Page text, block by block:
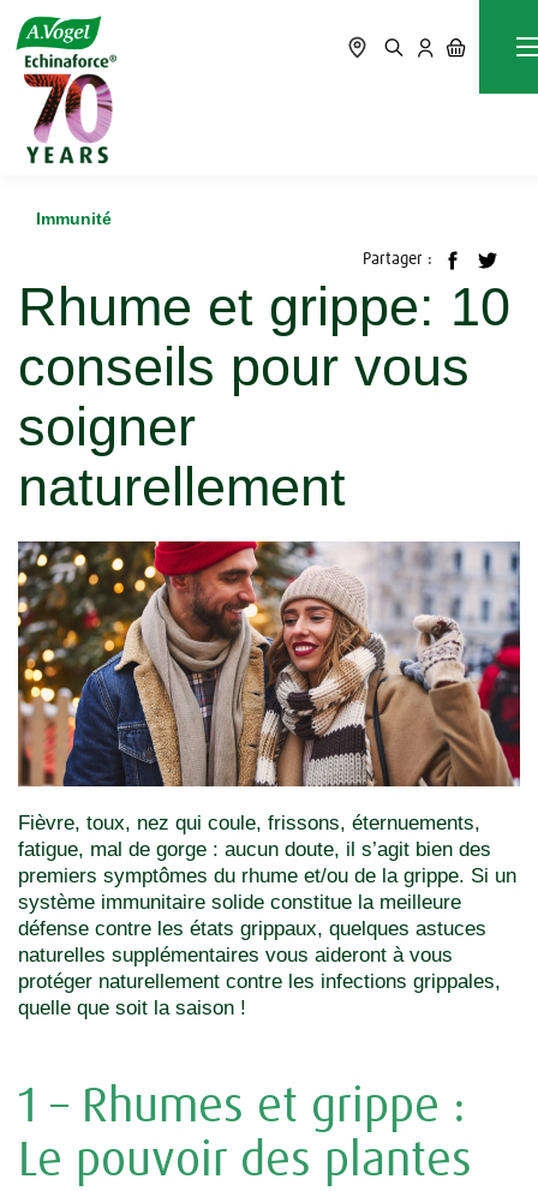
Accueil
Rhume et grippe: 10 conseils pour vous soigner naturellement
Immunité
Partager :
Rhume et grippe: 10
conseils pour vous
soigner
naturellement
Fièvre, toux, nez qui coule, frissons, éternuements,
fatigue, mal de gorge : aucun doute, il s’agit bien des
premiers symptômes du rhume et/ou de la grippe. Si un
système immunitaire solide constitue la meilleure
défense contre les états grippaux, quelques astuces
naturelles supplémentaires vous aideront à vous
protéger naturellement contre les infections grippales,
quelle que soit la saison !
1 – Rhumes et grippe :
Le pouvoir des plantes